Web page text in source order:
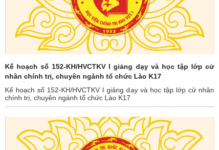
Kế hoạch số 152-KH/HVCTKV I giảng dạy và học tập lớp cử
nhân chính trị, chuyên ngành tổ chức Lào K17
Kế hoạch số 152-KH/HVCTKV I giảng dạy và học tập lớp cử nhân
chính trị, chuyên ngành tổ chức Lào K17